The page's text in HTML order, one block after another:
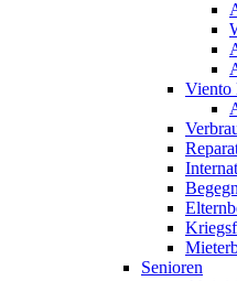
Viento
Senioren